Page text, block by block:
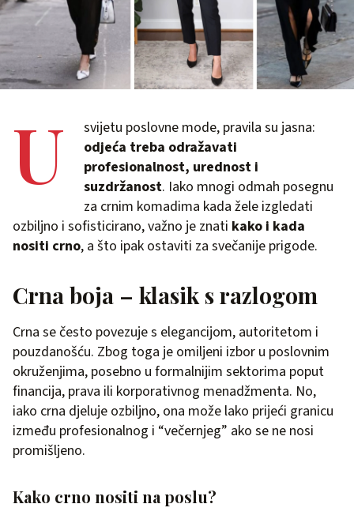
U
svijetu poslovne mode, pravila su jasna:
odjeća treba odražavati
profesionalnost, urednost i
suzdržanost. Iako mnogi odmah posegnu
za crnim komadima kada žele izgledati
ozbiljno i sofisticirano, važno je znati kako i kada
nositi crno, a što ipak ostaviti za svečanije prigode.
Crna boja – klasik s razlogom
Crna se često povezuje s elegancijom, autoritetom i
pouzdanošću. Zbog toga je omiljeni izbor u poslovnim
okruženjima, posebno u formalnijim sektorima poput
financija, prava ili korporativnog menadžmenta. No,
iako crna djeluje ozbiljno, ona može lako prijeći granicu
između profesionalnog i “večernjeg” ako se ne nosi
promišljeno.
Kako crno nositi na poslu?